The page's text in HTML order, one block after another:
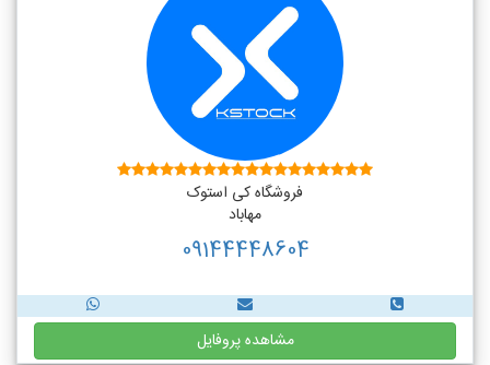
فروشگاه کی استوک
مهاباد
09144448604
مشاهده پروفایل